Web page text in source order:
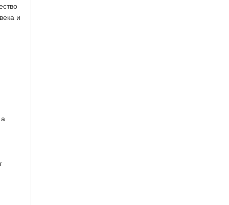
и